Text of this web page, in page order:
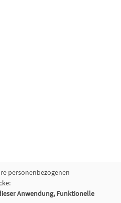
personenbezogenen
Anwendung, Funktionelle